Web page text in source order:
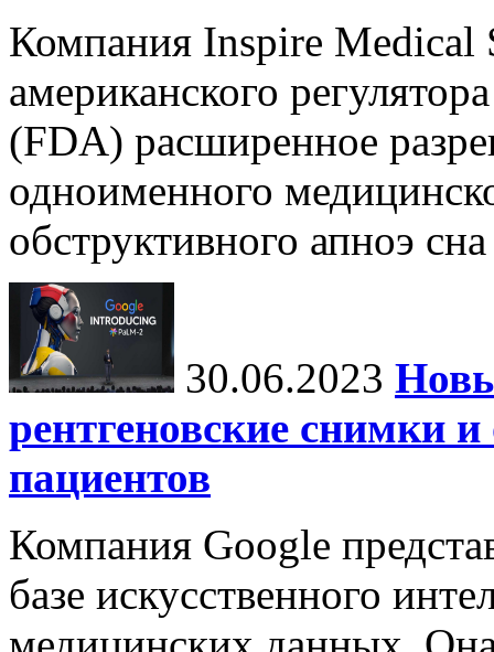
Компания Inspire Medical
американского
(FDA) расширенное
одноименного
обструктивного апноэ
30.06.2023
рентгеновские снимки
пациентов
Компания Google
базе искусственного